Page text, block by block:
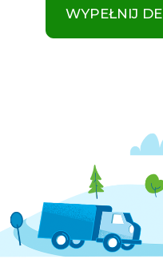
WYPEŁNIJ